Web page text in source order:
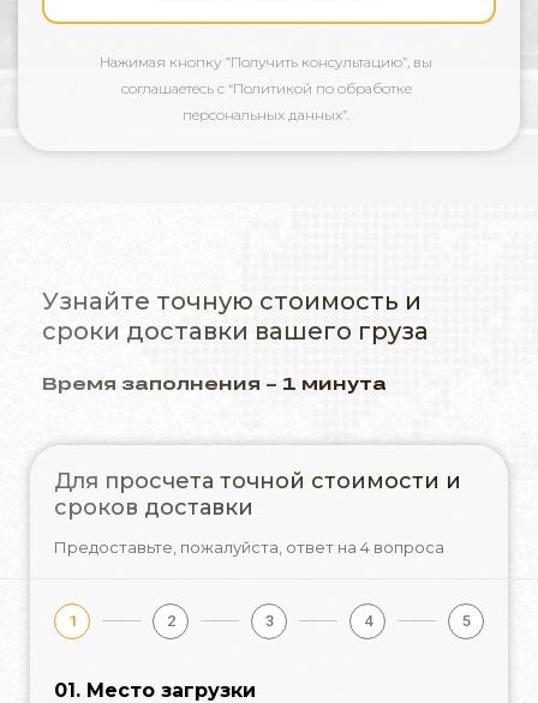
Нажимая кнопку ”Получить консультацию”, вы
соглашаетесь с “Политикой по обработке
персональных данных”.
Узнайте точную стоимость и
сроки доставки вашего груза
Время заполнения – 1 минута
Для просчета точной стоимости и
сроков доставки
Предоставьте, пожалуйста, ответ на 4 вопроса
1 2 3 4 5
01. Место загрузки